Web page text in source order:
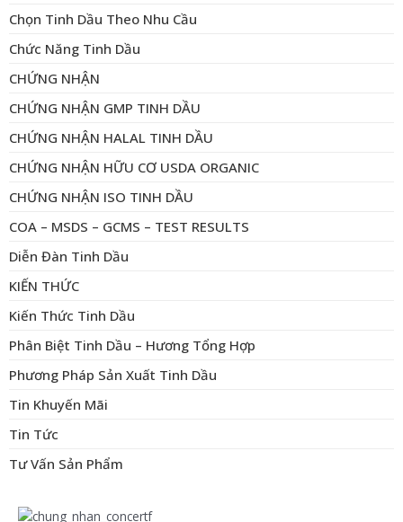
Chọn Tinh Dầu Theo Nhu Cầu
Chức Năng Tinh Dầu
CHỨNG NHẬN
CHỨNG NHẬN GMP TINH DẦU
CHỨNG NHẬN HALAL TINH DẦU
CHỨNG NHẬN HỮU CƠ USDA ORGANIC
CHỨNG NHẬN ISO TINH DẦU
COA – MSDS – GCMS – TEST RESULTS
Diễn Đàn Tinh Dầu
KIẾN THỨC
Kiến Thức Tinh Dầu
Phân Biệt Tinh Dầu – Hương Tổng Hợp
Phương Pháp Sản Xuất Tinh Dầu
Tin Khuyến Mãi
Tin Tức
Tư Vấn Sản Phẩm